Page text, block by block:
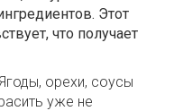
Этот
что получает
орехи, соусы
уже не